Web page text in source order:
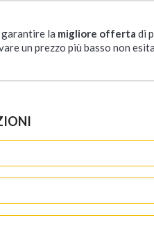
la migliore offerta di
un prezzo più basso non